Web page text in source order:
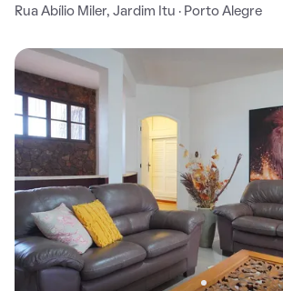
Rua Abílio Miler, Jardim Itu · Porto Alegre